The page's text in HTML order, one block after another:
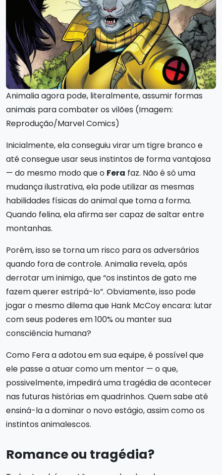
Animalia agora pode, literalmente, assumir formas
animais para combater os vilões (Imagem:
Reprodução/Marvel Comics)
Inicialmente, ela conseguiu virar um tigre branco e
até consegue usar seus instintos de forma vantajosa
— do mesmo modo que o Fera faz. Não é só uma
mudança ilustrativa, ela pode utilizar as mesmas
habilidades físicas do animal que toma a forma.
Quando felina, ela afirma ser capaz de saltar entre
montanhas.
Porém, isso se torna um risco para os adversários
quando fora de controle. Animalia revela, após
derrotar um inimigo, que “os instintos de gato me
fazem querer estripá-lo”. Obviamente, isso pode
jogar o mesmo dilema que Hank McCoy encara: lutar
com seus poderes em 100% ou manter sua
consciência humana?
Como Fera a adotou em sua equipe, é possível que
ele passe a atuar como um mentor — o que,
possivelmente, impedirá uma tragédia de acontecer
nas futuras histórias em quadrinhos. Quem sabe até
ensiná-la a dominar o novo estágio, assim como os
instintos animalescos.
Romance ou tragédia?